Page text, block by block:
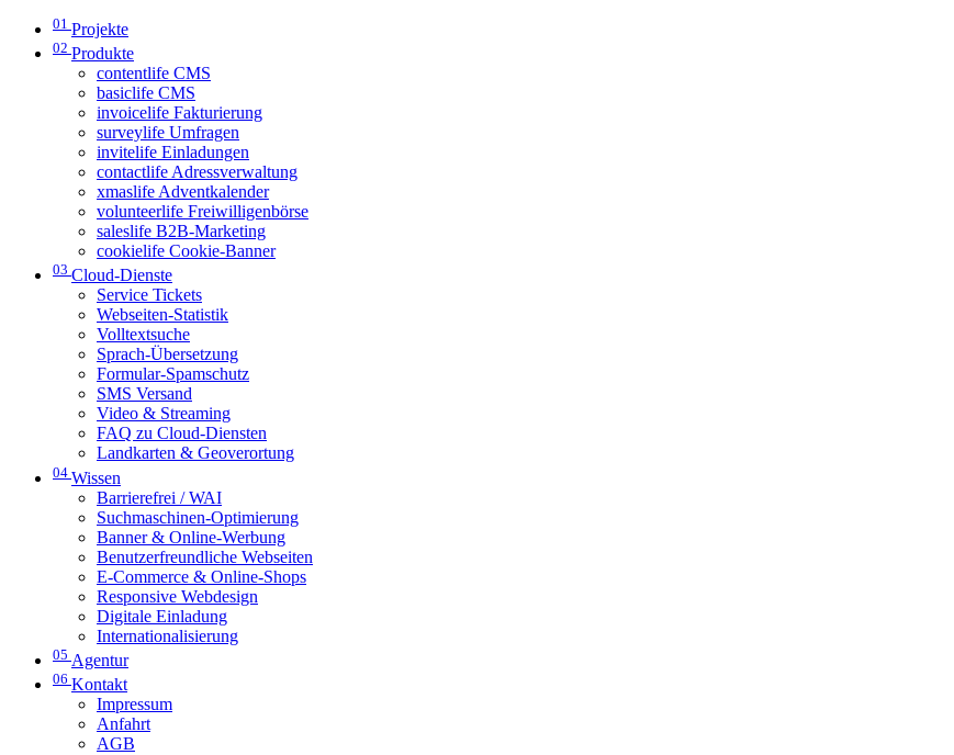
01 Projekte
02 Produkte
contentlife CMS
basiclife CMS
invoicelife Fakturierung
surveylife Umfragen
invitelife Einladungen
contactlife Adressverwaltung
xmaslife Adventkalender
volunteerlife Freiwilligenbörse
saleslife B2B-Marketing
cookielife Cookie-Banner
03 Cloud-Dienste
Service Tickets
Webseiten-Statistik
Volltextsuche
Sprach-Übersetzung
Formular-Spamschutz
SMS Versand
Video & Streaming
FAQ zu Cloud-Diensten
Landkarten & Geoverortung
04 Wissen
Barrierefrei / WAI
Suchmaschinen-Optimierung
Banner & Online-Werbung
Benutzerfreundliche Webseiten
E-Commerce & Online-Shops
Responsive Webdesign
Digitale Einladung
Internationalisierung
05 Agentur
06 Kontakt
Impressum
Anfahrt
AGB